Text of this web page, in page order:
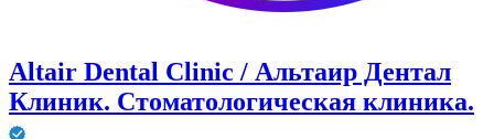
Altair Dental Clinic / Альтаир Дентал
Клиник. Стоматологическая клиника.